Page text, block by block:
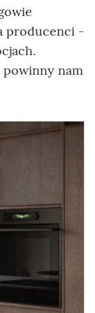
producenci -
powinny nam